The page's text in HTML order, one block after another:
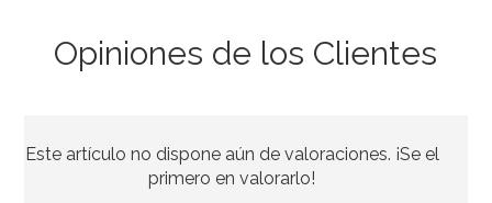
6,95€
Opiniones de los Clientes
Este artículo no dispone aún de valoraciones. ¡Se el
primero en valorarlo!